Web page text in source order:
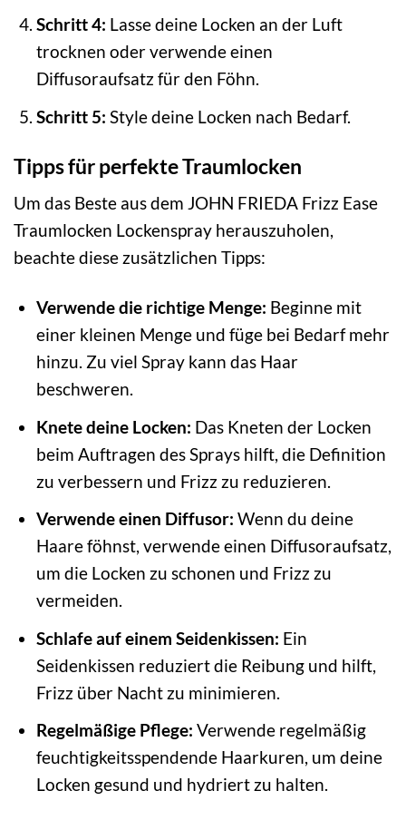
Schritt 4: Lasse deine Locken an der Luft
trocknen oder verwende einen
Diffusoraufsatz für den Föhn.
Schritt 5: Style deine Locken nach Bedarf.
Tipps für perfekte Traumlocken
Um das Beste aus dem JOHN FRIEDA Frizz Ease
Traumlocken Lockenspray herauszuholen,
beachte diese zusätzlichen Tipps:
Verwende die richtige Menge: Beginne mit
einer kleinen Menge und füge bei Bedarf mehr
hinzu. Zu viel Spray kann das Haar
beschweren.
Knete deine Locken: Das Kneten der Locken
beim Auftragen des Sprays hilft, die Definition
zu verbessern und Frizz zu reduzieren.
Verwende einen Diffusor: Wenn du deine
Haare föhnst, verwende einen Diffusoraufsatz,
um die Locken zu schonen und Frizz zu
vermeiden.
Schlafe auf einem Seidenkissen: Ein
Seidenkissen reduziert die Reibung und hilft,
Frizz über Nacht zu minimieren.
Regelmäßige Pflege: Verwende regelmäßig
feuchtigkeitsspendende Haarkuren, um deine
Locken gesund und hydriert zu halten.